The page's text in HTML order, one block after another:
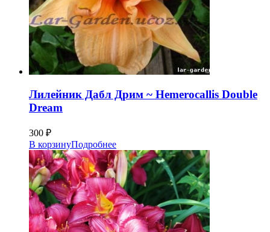
Лилейник Дабл Дрим ~ Hemerocallis Double
Dream
300 ₽
В корзинуПодробнее